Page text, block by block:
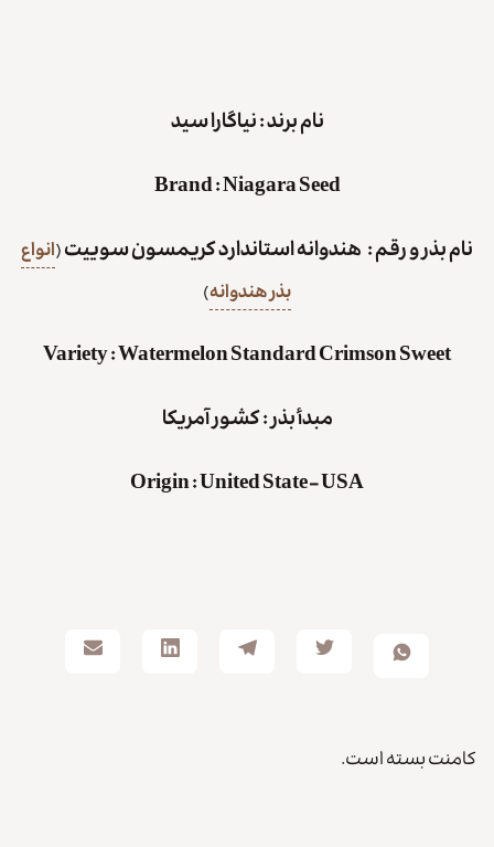
نام برند : نیاگارا سید
Brand:Niagara Seed
نام بذر و رقم : هندوانه استاندارد کریمسون سوییت(انواع
بذر هندوانه)
Variety:WatermelonStandard Crimson Sweet
مبدأ بذر : کشورآمریکا
Origin:United State – USA
کامنت بسته است.